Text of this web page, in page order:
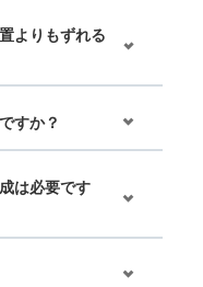
よりもずれる
すか？
は必要です